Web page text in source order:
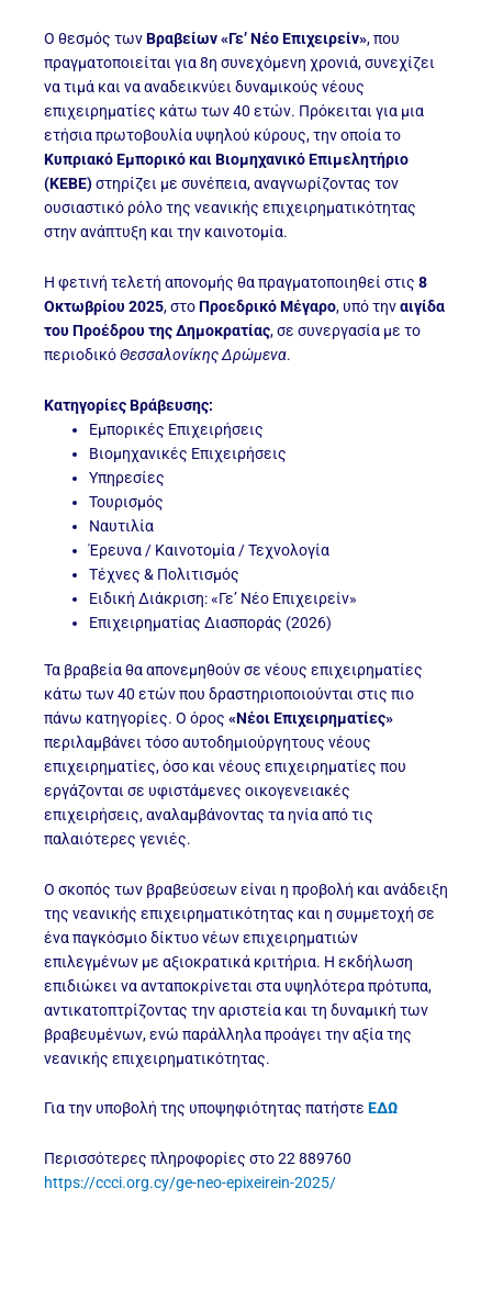
Ο θεσμός τωνΒραβείων «Γε’ Νέο Επιχειρείν», που
πραγματοποιείται για 8η συνεχόμενη χρονιά, συνεχίζει
να τιμά και να αναδεικνύει δυναμικούς νέους
επιχειρηματίες κάτω των 40 ετών. Πρόκειται για μια
ετήσια πρωτοβουλία υψηλού κύρους, την οποία το
Κυπριακό Εμπορικό και Βιομηχανικό Επιμελητήριο
(ΚΕΒΕ)στηρίζει με συνέπεια, αναγνωρίζοντας τον
ουσιαστικό ρόλο της νεανικής επιχειρηματικότητας
στην ανάπτυξη και την καινοτομία.
Η φετινή τελετή απονομής θα πραγματοποιηθεί στις 8
Οκτωβρίου 2025, στοΠροεδρικό Μέγαρο, υπό τηναιγίδα
του Προέδρου της Δημοκρατίας, σε συνεργασία με το
περιοδικόΘεσσαλονίκης Δρώμενα.
Κατηγορίες Βράβευσης:
Εμπορικές Επιχειρήσεις
Βιομηχανικές Επιχειρήσεις
Υπηρεσίες
Τουρισμός
Ναυτιλία
Έρευνα / Καινοτομία / Τεχνολογία
Τέχνες & Πολιτισμός
Ειδική Διάκριση: «Γε’ Νέο Επιχειρείν»
Επιχειρηματίας Διασποράς (2026)
Τα βραβεία θα απονεμηθούν σε νέους επιχειρηματίες
κάτω των 40 ετών που δραστηριοποιούνται στις πιο
πάνω κατηγορίες. Ο όρος «Νέοι Επιχειρηματίες»
περιλαμβάνει τόσο αυτοδημιούργητους νέους
επιχειρηματίες, όσο και νέους επιχειρηματίες που
εργάζονται σε υφιστάμενες οικογενειακές
επιχειρήσεις, αναλαμβάνοντας τα ηνία από τις
παλαιότερες γενιές.
Ο σκοπός των βραβεύσεων είναι η προβολή και ανάδειξη
της νεανικής επιχειρηματικότητας και η συμμετοχή σε
ένα παγκόσμιο δίκτυο νέων επιχειρηματιών
επιλεγμένων με αξιοκρατικά κριτήρια. Η εκδήλωση
επιδιώκει να ανταποκρίνεται στα υψηλότερα πρότυπα,
αντικατοπτρίζοντας την αριστεία και τη δυναμική των
βραβευμένων, ενώ παράλληλα προάγει την αξία της
νεανικής επιχειρηματικότητας.
Για την υποβολή της υποψηφιότητας πατήστε ΕΔΩ
Περισσότερες πληροφορίες στο 22 889760
https://ccci.org.cy/ge-neo-epixeirein-2025/